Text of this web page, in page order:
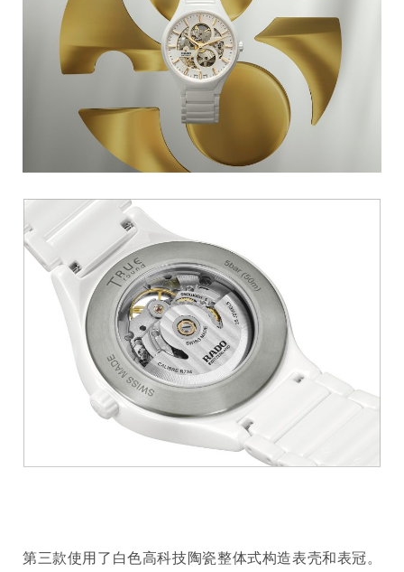
第三款使用了白色高科技陶瓷整体式构造表壳和表冠。